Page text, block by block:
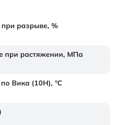
разрыве, %
растяжении, МПа
по Вика (10Н), °C